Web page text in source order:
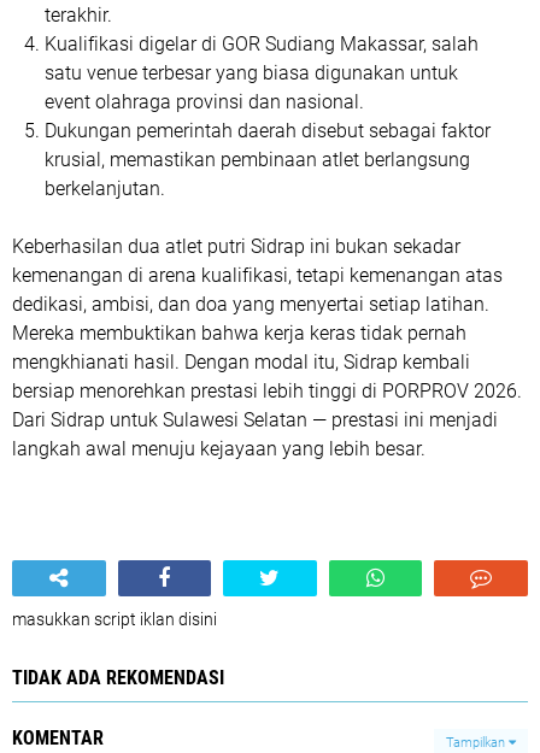
terakhir.
Kualifikasi digelar di GOR Sudiang Makassar, salah
satu venue terbesar yang biasa digunakan untuk
event olahraga provinsi dan nasional.
Dukungan pemerintah daerah disebut sebagai faktor
krusial , memastikan pembinaan atlet berlangsung
berkelanjutan.
Keberhasilan dua atlet putri Sidrap ini bukan sekadar
kemenangan di arena kualifikasi, tetapi kemenangan atas
dedikasi, ambisi, dan doa yang menyertai setiap latihan.
Mereka membuktikan bahwa kerja keras tidak pernah
mengkhianati hasil. Dengan modal itu, Sidrap kembali
bersiap menorehkan prestasi lebih tinggi di PORPROV 2026.
Dari Sidrap untuk Sulawesi Selatan — prestasi ini menjadi
langkah awal menuju kejayaan yang lebih besar.
masukkan script iklan disini
TIDAK ADA REKOMENDASI
KOMENTAR Tampilkan